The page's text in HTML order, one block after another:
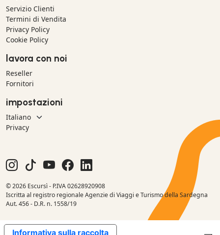
Servizio Clienti
Termini di Vendita
Privacy Policy
Cookie Policy
lavora con noi
Reseller
Fornitori
impostazioni
Privacy
© 2026 Escursì - P.IVA 02628920908
Iscritta al registro regionale Agenzie di Viaggi e Turismo della Sardegna
Aut. 456 - D.R. n. 1558/19
Informativa sulla raccolta